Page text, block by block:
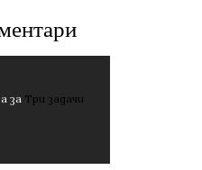
за Три задачи